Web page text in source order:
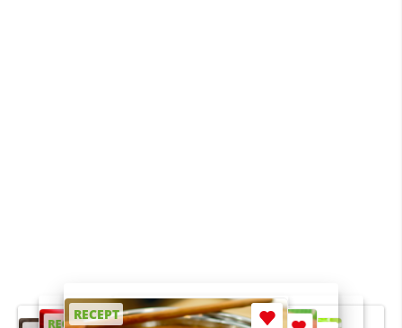
RECEPT
RECEPT
RECEPT